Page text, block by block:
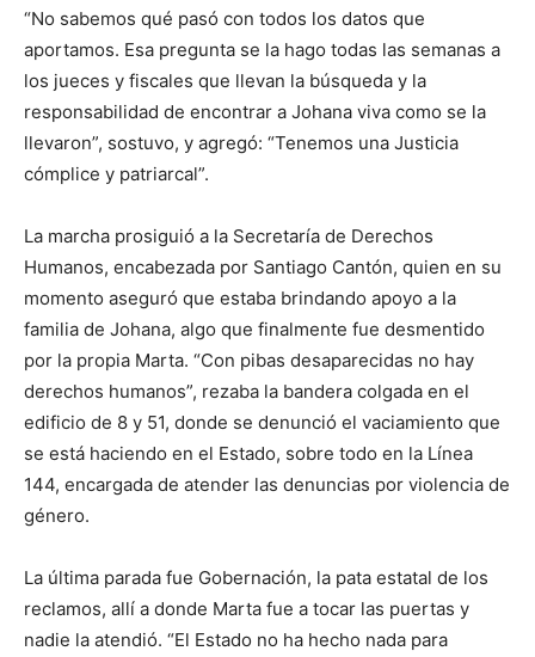
“No sabemos qué pasó con todos los datos que
aportamos. Esa pregunta se la hago todas las semanas a
los jueces y fiscales que llevan la búsqueda y la
responsabilidad de encontrar a Johana viva como se la
llevaron”, sostuvo, y agregó: “Tenemos una Justicia
cómplice y patriarcal”.
La marcha prosiguió a la Secretaría de Derechos
Humanos, encabezada por Santiago Cantón, quien en su
momento aseguró que estaba brindando apoyo a la
familia de Johana, algo que finalmente fue desmentido
por la propia Marta. “Con pibas desaparecidas no hay
derechos humanos”, rezaba la bandera colgada en el
edificio de 8 y 51, donde se denunció el vaciamiento que
se está haciendo en el Estado, sobre todo en la Línea
144, encargada de atender las denuncias por violencia de
género.
La última parada fue Gobernación, la pata estatal de los
reclamos, allí a donde Marta fue a tocar las puertas y
nadie la atendió. “El Estado no ha hecho nada para